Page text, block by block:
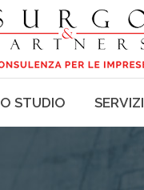
STUDIO SERVIZI